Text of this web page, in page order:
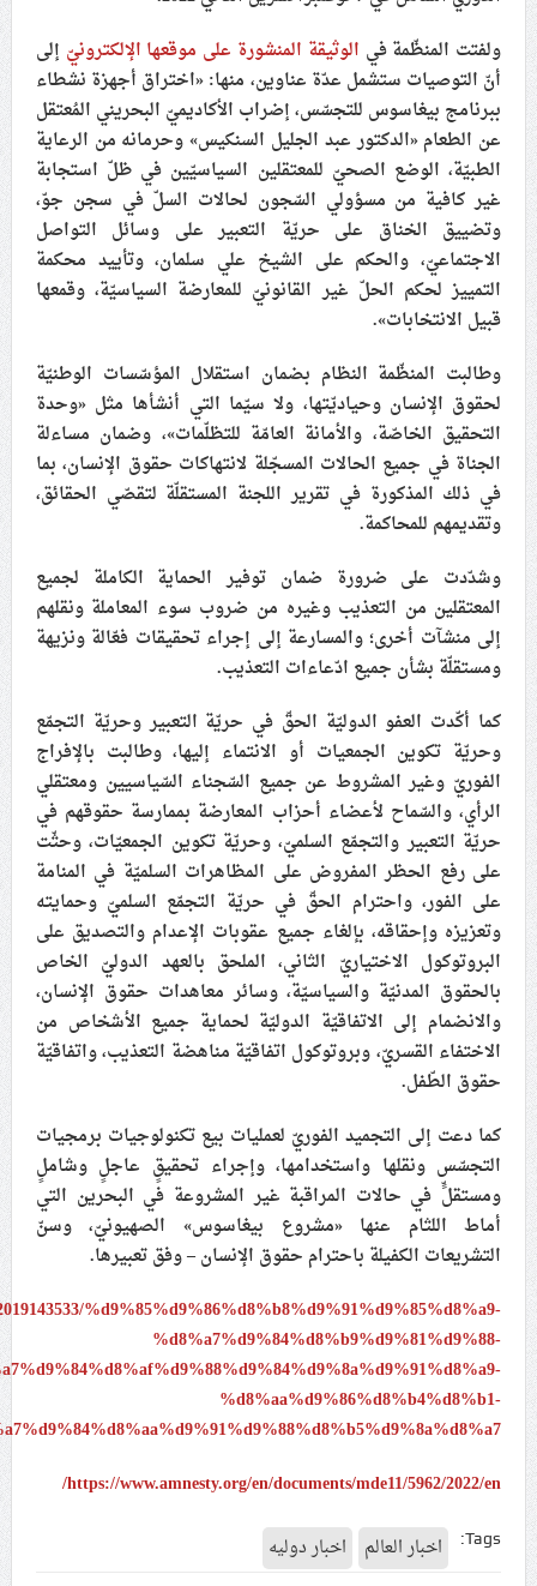
علماء البحرين: طلب الترخيص والإجازة من السلطة في
ممارسة الشعائر الحسينيّة هو في حقيقته محاربة لقضيّة
الإمام الحسين «ع»
لجنة مراسم الوداع والتشييع ومواراة الجثمان للإمام الشهيد
السيّد علي الحسيني الخامنئي تنشر تفاصيل التشييع في
إيران والعراق
ولفتت المنظّمة في الوثيقة المنشورة على موقعها الإلكترونيّ إلى
أنّ التوصيات ستشمل عدّة عناوين، منها: «اختراق أجهزة نشطاء
ببرنامج بيغاسوس للتجسّس، إضراب الأكاديميّ البحريني المُعتقل
عن الطعام «الدكتور عبد الجليل السنكيس» وحرمانه من الرعاية
الطبيّة، الوضع الصحيّ للمعتقلين السياسيّين في ظلّ استجابة
غير كافية من مسؤولي السّجون لحالات السلّ في سجن جوّ،
وتضييق الخناق على حريّة التعبير على وسائل التواصل
الاجتماعيّ، والحكم على الشيخ علي سلمان، وتأييد محكمة
التمييز لحكم الحلّ غير القانونيّ للمعارضة السياسيّة، وقمعها
قبيل الانتخابات».
وطالبت المنظّمة النظام بضمان استقلال المؤسّسات الوطنيّة
لحقوق الإنسان وحياديّتها، ولا سيّما التي أنشأها مثل «وحدة
التحقيق الخاصّة، والأمانة العامّة للتظلّمات»، وضمان مساءلة
الجناة في جميع الحالات المسجّلة لانتهاكات حقوق الإنسان، بما
في ذلك المذكورة في تقرير اللجنة المستقلّة لتقصّي الحقائق،
وتقديمهم للمحاكمة.
وشدّدت على ضرورة ضمان توفير الحماية الكاملة لجميع
المعتقلين من التعذيب وغيره من ضروب سوء المعاملة ونقلهم
إلى منشآت أخرى؛ والمسارعة إلى إجراء تحقيقات فعّالة ونزيهة
ومستقلّة بشأن جميع ادّعاءات التعذيب.
كما أكّدت العفو الدوليّة الحقّ في حريّة التعبير وحريّة التجمّع
وحريّة تكوين الجمعيات أو الانتماء إليها، وطالبت بالإفراج
الفوريّ وغير المشروط عن جميع السّجناء السّياسيين ومعتقلي
الرأي، والسّماح لأعضاء أحزاب المعارضة بممارسة حقوقهم في
حريّة التعبير والتجمّع السلميّ، وحريّة تكوين الجمعيّات، وحثّت
على رفع الحظر المفروض على المظاهرات السلميّة في المنامة
على الفور، واحترام الحقّ في حريّة التجمّع السلميّ وحمايته
وتعزيزه وإحقاقه، بإلغاء جميع عقوبات الإعدام والتصديق على
البروتوكول الاختياريّ الثاني، الملحق بالعهد الدوليّ الخاص
بالحقوق المدنيّة والسياسيّة، وسائر معاهدات حقوق الإنسان،
والانضمام إلى الاتفاقيّة الدوليّة لحماية جميع الأشخاص من
الاختفاء القسريّ، وبروتوكول اتفاقيّة مناهضة التعذيب، واتفاقيّة
حقوق الطّفل.
كما دعت إلى التجميد الفوريّ لعمليات بيع تكنولوجيات برمجيات
التجسّس ونقلها واستخدامها، وإجراء تحقيقٍ عاجلٍ وشاملٍ
ومستقلٍّ في حالات المراقبة غير المشروعة في البحرين التي
أماط اللثام عنها «مشروع بيغاسوس» الصهيونيّ، وسنّ
التشريعات الكفيلة باحترام حقوق الإنسان – وفق تعبيرها.
%d9%85%d9%86%d8%b8%d9%91%d9%85%d8%a9-
%d8%a7%d9%84%d8%b9%d9%81%d9%88-
%d8%aa%d9%86%d8%b4%d8%b1-
https://www.amnesty.org/en/documents/mde11/5962/2022/en/
Tags: اخبار العالم اخبار دوليه